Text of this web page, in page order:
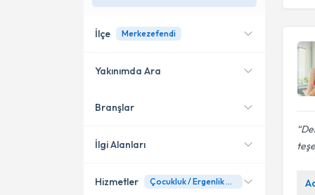
İlçe Merkezefendi
Merkezefendi
Yakınımda Ara
Konumuma yakın uzmanları
Branşlar
Diyetisyen
İlgi Alanları
Hizmetler Çocukluk / Ergenlik Dönemi Beslenme